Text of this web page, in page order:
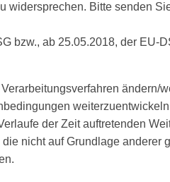
widersprechen. Bitte senden
bzw., ab 25.05.2018, der EU-
ändern/
der Zeit auftretenden
nicht auf Grundlage anderer